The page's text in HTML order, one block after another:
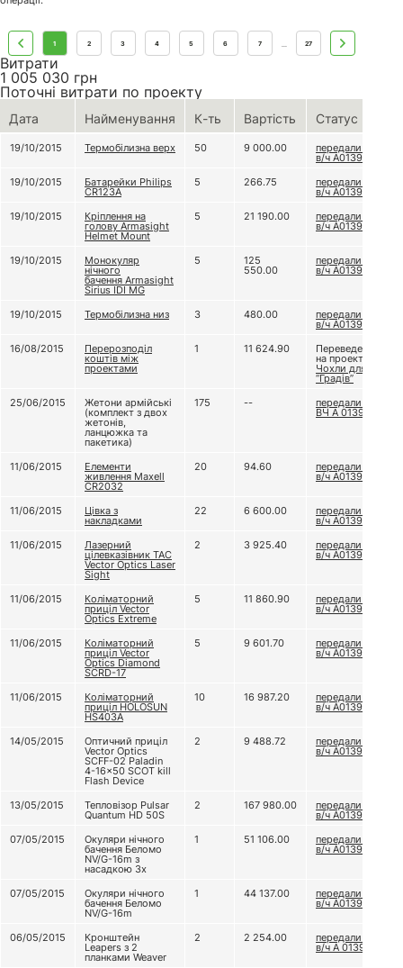
1 2 3 4 5 6 7 27
Витрати
1 005 030 грн
Поточні витрати по проекту
Дата Найменування К-ть Вартість Статус
19/10/2015 Термобілизна верх 50 9 000.00 передали до
в/ч А0139
19/10/2015
Батарейки Philips
CR123А
5 266.75 передали до
в/ч А0139
19/10/2015
Кріплення на
голову Armasight
Helmet Mount
5 21 190.00 передали до
в/ч А0139
19/10/2015 Монокуляр
нічного
бачення Armasight
Sirius IDI MG
5 125
550.00
передали до
в/ч А0139
19/10/2015 Термобілизна низ 3 480.00 передали до
в/ч А0139
16/08/2015
Перерозподіл
коштів між
проектами
1 11 624.90 Переведено
на проект
Чохли для
“Градів”
25/06/2015
Жетони армійські
(комплект з двох
жетонів,
ланцюжка та
пакетика)
175 -- передали до
ВЧ А 0139
11/06/2015 Елементи
живлення Maxell
CR2032
20 94.60 передали до
в/ч А0139
11/06/2015 Цівка з
накладками
22 6 600.00 передали до
в/ч А0139
11/06/2015
Лазерний
цілевказівник TAC
Vector Optics Laser
Sight
2 3 925.40 передали до
в/ч А0139
11/06/2015 Коліматорний
приціл Vector
Optics Extreme
5 11 860.90 передали до
в/ч А0139
11/06/2015 Коліматорний
приціл Vector
Optics Diamond
SCRD-17
5 9 601.70 передали до
в/ч А0139
11/06/2015 Коліматорний
приціл HOLOSUN
HS403A
10 16 987.20 передали до
в/ч А0139
14/05/2015 Оптичний приціл
Vector Optics
SCFF-02 Paladin
4-16x50 SCOT kill
Flash Device
2 9 488.72 передали до
в/ч А0139
13/05/2015 Тепловізор Pulsar
Quantum HD 50S
2 167 980.00 передали до
в/ч А0139
07/05/2015
Окуляри нічного
бачення Беломо
NV/G-16m з
насадкою 3х
1 51 106.00 передали до
в/ч А0139
07/05/2015 Окуляри нічного
бачення Беломо
NV/G-16m
1 44 137.00 передали до
в/ч А0139
06/05/2015 Кронштейн
Leapers з 2
планками Weaver
2 2 254.00 передали до
в/ч А 0139